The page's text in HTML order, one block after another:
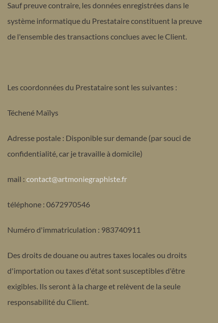
Sauf preuve contraire, les données enregistrées dans le
système informatique du Prestataire constituent la preuve
de l'ensemble des transactions conclues avec le Client.
Les coordonnées du Prestataire sont les suivantes :
Téchené Maïlys
Adresse postale : Disponible sur demande (par souci de
confidentialité, car je travaille à domicile)
mail : contact@artmoniegraphiste.fr
téléphone : 0672970546
Numéro d'immatriculation : 983740911
Des droits de douane ou autres taxes locales ou droits
d'importation ou taxes d'état sont susceptibles d'être
exigibles. Ils seront à la charge et relèvent de la seule
responsabilité du Client.